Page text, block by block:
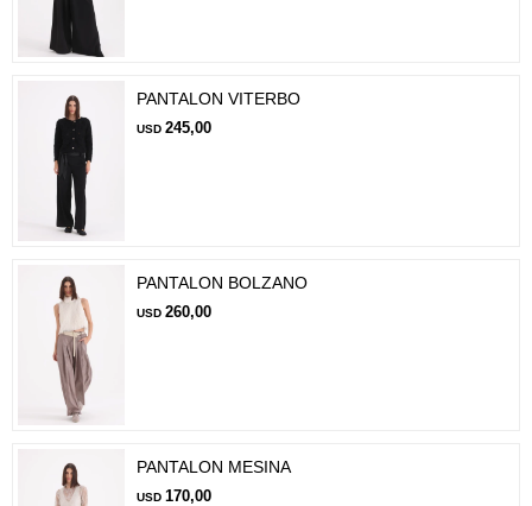
PANTALON VITERBO
USD 245,00
PANTALON BOLZANO
USD 260,00
PANTALON MESINA
USD 170,00